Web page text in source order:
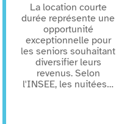
La location courte
durée représente une
opportunité
exceptionnelle pour
les seniors souhaitant
diversifier leurs
revenus. Selon
l'INSEE, les nuitées…